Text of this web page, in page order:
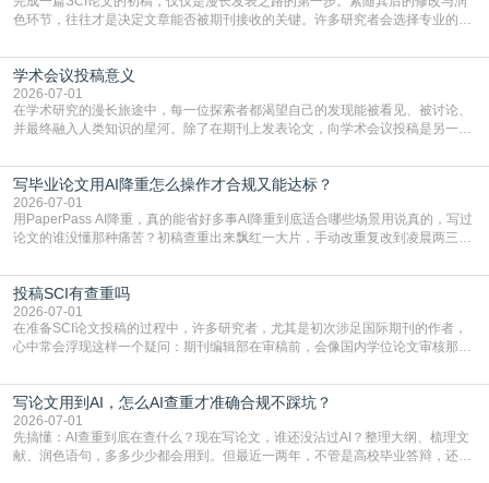
色环节，往往才是决定文章能否被期刊接收的关键。许多研究者会选择专业的语
质量，更能在此过程中深化对学术写作的理解。如何系统、高效地打磨自己的论
文，使其在语言和学术表达上更符合国际期刊的要求，是每位研究者值得投入学
习的技能。本篇AEIC学术交流中心小编就为大家介
学术会议投稿意义
2026-07-01
在学术研究的漫长旅途中，每一位探索者都渴望自己的发现能被看见、被讨论、
并最终融入人类知识的星河。除了在期刊上发表论文，向学术会议投稿是另一个
广阔学术天地的大门，连接着个体研究与社会网络。本篇AEIC学术交流中心小编
就为大家介绍“学术会议投稿意义”。一、加速研究成果的传播与反馈学术会议通
常具有周期短、时效性强的特点。相比期刊漫长的
写毕业论文用AI降重怎么操作才合规又能达标？
2026-07-01
用PaperPass AI降重，真的能省好多事AI降重到底适合哪些场景用说真的，写过
论文的谁没懂那种痛苦？初稿查重出来飘红一大片，手动改重复改到凌晨两三
到秃头。这时候靠谱的AI降重真的就是救命稻草，选对工具，半天就能搞定你两
三天都做不完的事。不是所有人都需要用AI降重，但如果你符合下面这些场景，
真的可以试试：初稿写完重复率远超要
投稿SCI有查重吗
2026-07-01
在准备SCI论文投稿的过程中，许多研究者，尤其是初次涉足国际期刊的作者，
心中常会浮现这样一个疑问：期刊编辑部在审稿前，会像国内学位论文审核那
论文的初审通过率。实际上，SCI期刊对重复内容的审查是严谨投稿流程中不可
或缺的一环。本篇AEIC学术交流中心小编就为大家介绍“投稿SCI有查重吗”。
一、查重是标准流程答案是明确的：绝大多数S
写论文用到AI，怎么AI查重才准确合规不踩坑？
2026-07-01
先搞懂：AI查重到底在查什么？现在写论文，谁还没沾过AI？整理大纲、梳理文
献、润色语句，多多少少都会用到。但最近一两年，不管是高校毕业答辩，还是